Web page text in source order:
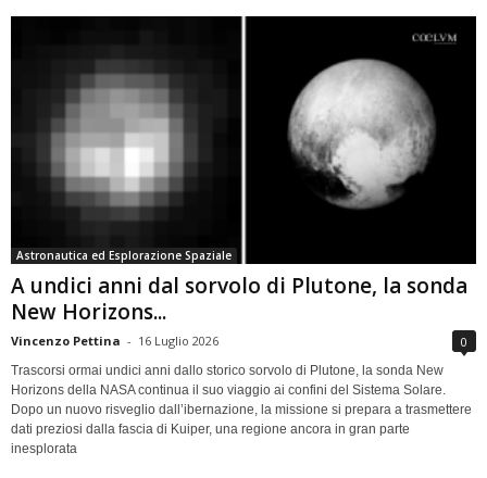
Astronautica ed Esplorazione Spaziale
A undici anni dal sorvolo di Plutone, la sonda
New Horizons...
Vincenzo Pettina - 16 Luglio 2026 0
Trascorsi ormai undici anni dallo storico sorvolo di Plutone, la sonda New
Horizons della NASA continua il suo viaggio ai confini del Sistema Solare.
Dopo un nuovo risveglio dall’ibernazione, la missione si prepara a trasmettere
dati preziosi dalla fascia di Kuiper, una regione ancora in gran parte
inesplorata